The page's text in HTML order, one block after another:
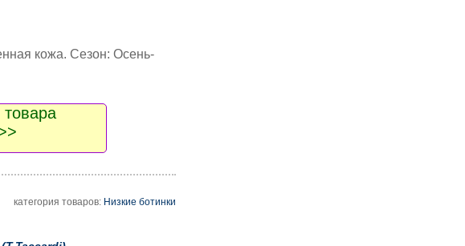
кожа. Сезон: Осень-
категория товаров: Низкие ботинки